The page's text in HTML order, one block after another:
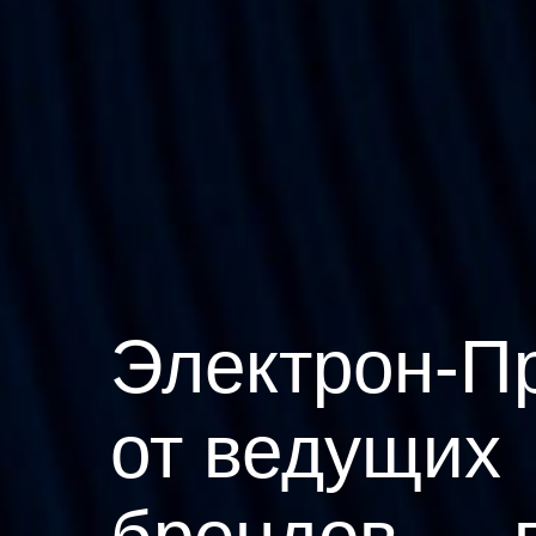
Электрон-
от ведущих